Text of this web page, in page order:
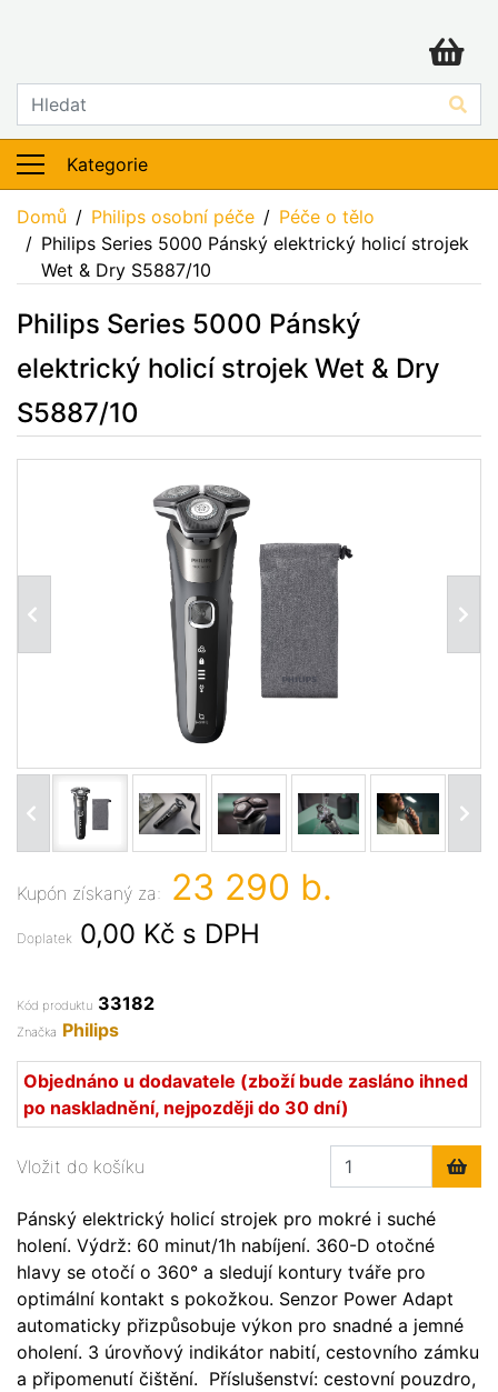
Kategorie
Domů Philips osobní péče
Péče o tělo
Philips Series 5000 Pánský elektrický holicí strojek
Wet & Dry S5887/10
Philips Series 5000 Pánský
elektrický holicí strojek Wet & Dry
S5887/10
Kupón získaný za: 23 290 b.
Doplatek 0,00 Kč s DPH
Kód produktu 33182
Značka Philips
Objednáno u dodavatele (zboží bude zasláno ihned
po naskladnění, nejpozději do 30 dní)
Vložit do košíku
Pánský elektrický holicí strojek pro mokré i suché
holení. Výdrž: 60 minut/1h nabíjení. 360-D otočné
hlavy se otočí o 360° a sledují kontury tváře pro
optimální kontakt s pokožkou. Senzor Power Adapt
automaticky přizpůsobuje výkon pro snadné a jemné
oholení. 3 úrovňový indikátor nabití, cestovního zámku
a připomenutí čištění. Příslušenství: cestovní pouzdro,